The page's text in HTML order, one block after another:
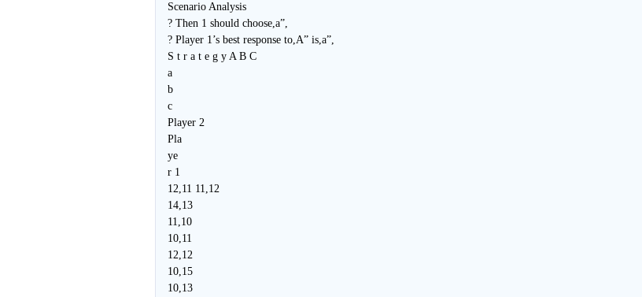
Scenario Analysis
? Then 1 should choose,a”,
? Player 1’s best response to,A” is,a”,
S t r a t e g y A B C
a
b
c
Player 2
Pla
ye
r 1
12,11 11,12
14,13
11,10
10,11
12,12
10,15
10,13